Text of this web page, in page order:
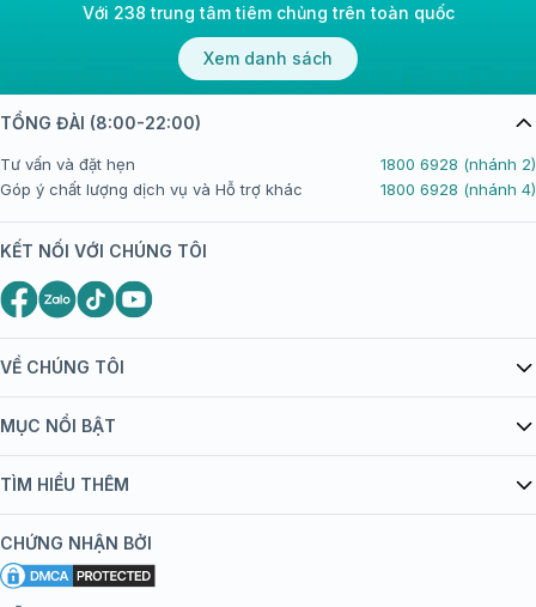
Với 238 trung tâm tiêm chủng trên toàn quốc
Xem danh sách
VỀ CHÚNG TÔI
Giới thiệu Tiêm Chủng FPT Long Châu
bán hàng
Chính sách nội dung
Chính sách bảo mật
MỤC NỔI BẬT
Danh mục vắc xin
Đội ngũ bác sĩ, chuyên gia
TÌM HIỂU THÊM
Khuyến mãi
Tôi nên tiêm gì?
CHỨNG NHẬN BỞI
TỔNG ĐÀI (8:00-22:00)
Tư vấn và đặt hẹn
1800 6928 (nhánh 2)
Góp ý chất lượng dịch vụ và Hỗ trợ khác
1800 6928 (nhánh 4)
KẾT NỐI VỚI CHÚNG TÔI